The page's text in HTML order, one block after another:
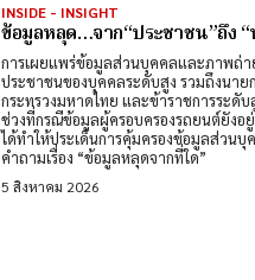
INSIDE - INSIGHT
ข้อมูลหลุด…จาก“ประชาชน”ถึง
การเผยแพร่ข้อมูลส่วนบุคคลและภาพถ่า
ประชาชนของบุคคลระดับสูง รวมถึงนาย
กระทรวงมหาดไทย และข้าราชการระดับ
ช่วงที่กรณีข้อมูลผู้ครอบครองรถยนต์ยังอ
ได้ทำให้ประเด็นการคุ้มครองข้อมูลส่วน
คำถามเรื่อง “ข้อมูลหลุดจากที่ใด”
5 สิงหาคม 2026